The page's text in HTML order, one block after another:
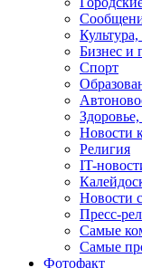
Бизнес и
Спорт
Новости
Религия
IT-
Новости
Пресс-
Самые
Самые
Фотофакт